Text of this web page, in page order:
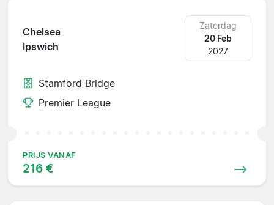
Chelsea
Ipswich
Zaterdag
20 Feb
2027
Stamford Bridge
Premier League
PRIJS VANAF
216 €